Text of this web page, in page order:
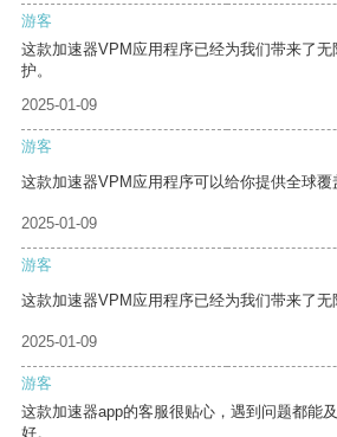
游客
这款加速器VPM应用程序已经为我们带来了
护。
2025-01-09
游客
这款加速器VPM应用程序可以给你提供全球覆
2025-01-09
游客
这款加速器VPM应用程序已经为我们带来了无
2025-01-09
游客
这款加速器app的客服很贴心，遇到问题都能
好。